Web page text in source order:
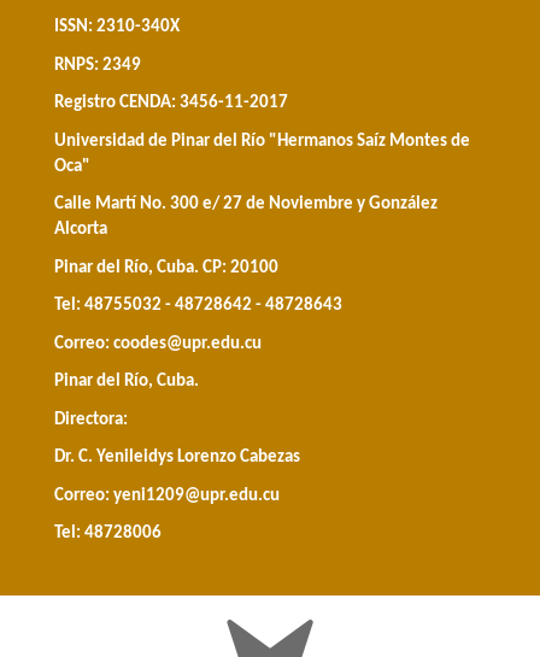
ISSN: 2310-340X
RNPS: 2349
Registro CENDA: 3456-11-2017
Universidad de Pinar del Río "Hermanos Saíz Montes de
Oca"
Calle Martí No. 300 e/ 27 de Noviembre y González
Alcorta
Pinar del Río, Cuba. CP: 20100
Tel: 48755032 - 48728642 - 48728643
Correo: coodes@upr.edu.cu
Pinar del Río, Cuba.
Directora:
Dr. C. Yenileidys Lorenzo Cabezas
Correo: yeni1209@upr.edu.cu
Tel: 48728006